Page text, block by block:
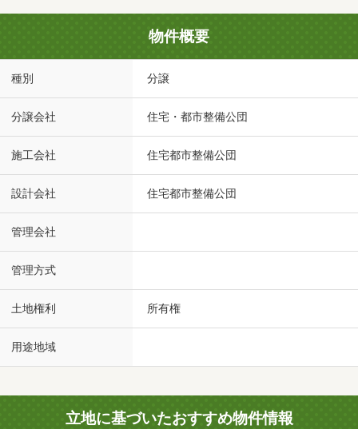
物件概要
種別 分譲
分譲会社 住宅・都市整備公団
施工会社 住宅都市整備公団
設計会社 住宅都市整備公団
管理会社
管理方式
土地権利 所有権
用途地域
立地に基づいたおすすめ物件情報